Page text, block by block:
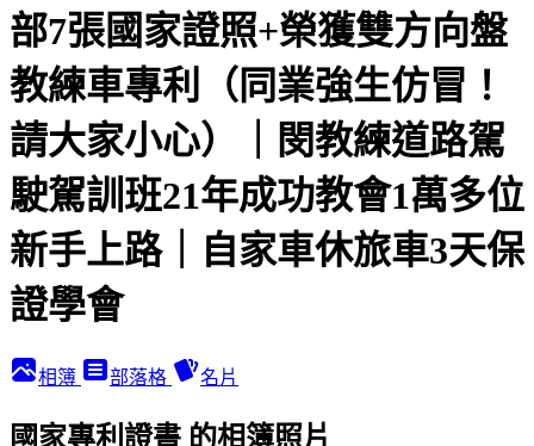
部7張國家證照+榮獲雙方向盤
教練車專利（同業強生仿冒！
請大家小心）｜閔教練道路駕
駛駕訓班21年成功教會1萬多位
新手上路｜自家車休旅車3天保
證學會
相簿 部落格 名片
國家專利證書 的相簿照片